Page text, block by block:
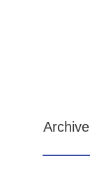
Archive